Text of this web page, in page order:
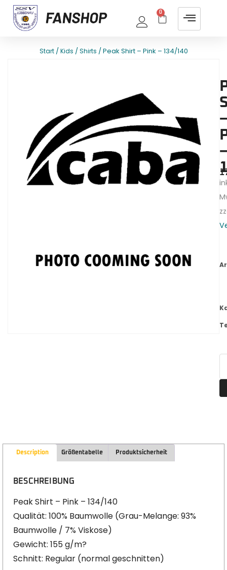
0
Start/Kids /Shirts / Peak Shirt – Pink – 134/140
–
–
Description Größentabelle Produktsicherheit
BESCHREIBUNG
Peak Shirt – Pink – 134/140
Qualität: 100% Baumwolle (Grau-Melange: 93%
Baumwolle / 7% Viskose)
Gewicht: 155 g/m?
Schnitt: Regular (normal geschnitten)